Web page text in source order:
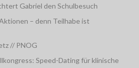
Gabriel den Schulbesuch
– denn Teilhabe ist
// PNOG
Speed-Dating für klinische